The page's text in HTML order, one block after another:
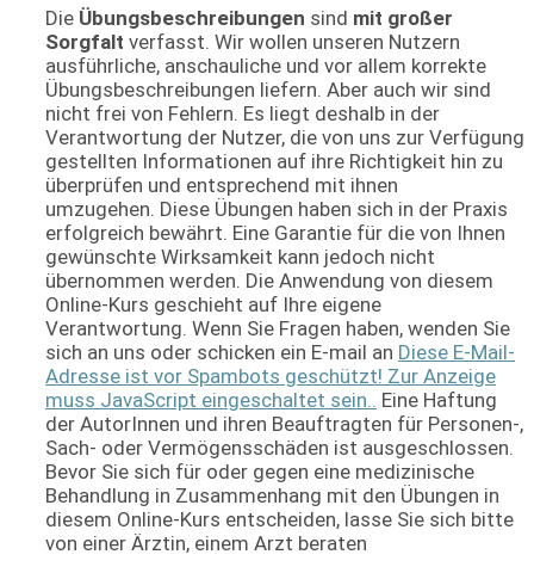
Die Übungsbeschreibungen sind mit großer
Sorgfalt verfasst. Wir wollen unseren Nutzern
ausführliche, anschauliche und vor allem korrekte
Übungsbeschreibungen liefern. Aber auch wir sind
nicht frei von Fehlern. Es liegt deshalb in der
Verantwortung der Nutzer, die von uns zur Verfügung
gestellten Informationen auf ihre Richtigkeit hin zu
überprüfen und entsprechend mit ihnen
umzugehen. Diese Übungen haben sich in der Praxis
erfolgreich bewährt. Eine Garantie für die von Ihnen
gewünschte Wirksamkeit kann jedoch nicht
übernommen werden. Die Anwendung von diesem
Online-Kurs geschieht auf Ihre eigene
Verantwortung. Wenn Sie Fragen haben, wenden Sie
sich an uns oder schicken ein E-mail an Diese E-Mail-
Adresse ist vor Spambots geschützt! Zur Anzeige
muss JavaScript eingeschaltet sein.. Eine Haftung
der AutorInnen und ihren Beauftragten für Personen-,
Sach- oder Vermögensschäden ist ausgeschlossen.
Bevor Sie sich für oder gegen eine medizinische
Behandlung in Zusammenhang mit den Übungen in
diesem Online-Kurs entscheiden, lasse Sie sich bitte
von einer Ärztin, einem Arzt beraten